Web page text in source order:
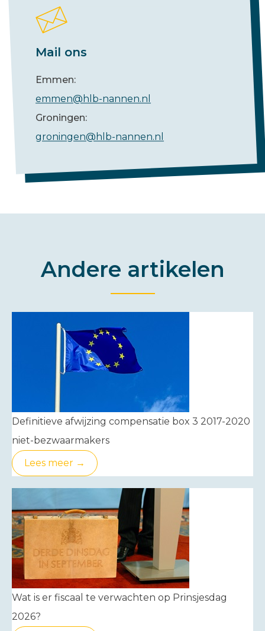
Mail ons
Emmen:
emmen@hlb-nannen.nl
Groningen:
groningen@hlb-nannen.nl
Andere artikelen
Definitieve afwijzing compensatie box 3 2017-2020
niet-bezwaarmakers
Lees meer →
Wat is er fiscaal te verwachten op Prinsjesdag
2026?